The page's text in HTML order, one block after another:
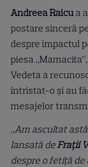
Andreea Raicu a
postare sinceră
despre impactul
piesa
Vedeta a
întristat-o și au
mesajelor
„Am ascultat
lansată deFrații
despre o fetiță